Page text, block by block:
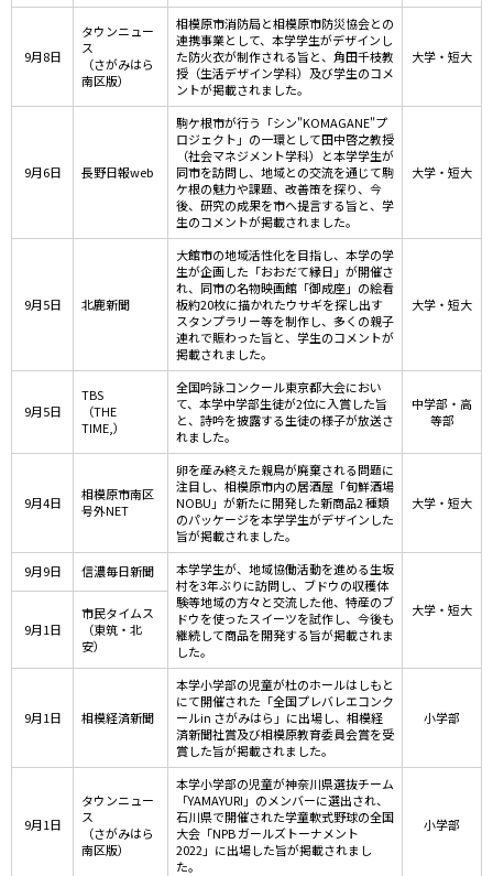
9月8日
タウンニュー
ス
（さがみはら
南区版）
相模原市消防局と相模原市防災協会との
連携事業として、本学学生がデザインし
た防火衣が制作される旨と、角田千枝教
授（生活デザイン学科）及び学生のコメ
ントが掲載されました。
大学・短大
9月6日 長野日報web
駒ケ根市が行う「シン"KOMAGANE"プ
ロジェクト」の一環として田中啓之教授
（社会マネジメント学科）と本学学生が
同市を訪問し、地域との交流を通じて駒
ケ根の魅力や課題、改善策を探り、今
後、研究の成果を市へ提言する旨と、学
生のコメントが掲載されました。
大学・短大
9月5日 北鹿新聞
大館市の地域活性化を目指し、本学の学
生が企画した「おおだて縁日」が開催さ
れ、同市の名物映画館「御成座」の絵看
板約20枚に描かれたウサギを探し出す
スタンプラリー等を制作し、多くの親子
連れで賑わった旨と、学生のコメントが
掲載されました。
大学・短大
9月5日
TBS
（THE
TIME,）
全国吟詠コンクール東京都大会におい
て、本学中学部生徒が2位に入賞した旨
と、詩吟を披露する生徒の様子が放送さ
れました。
中学部・高
等部
9月4日
相模原市南区
号外NET
卵を産み終えた親鳥が廃棄される問題に
注目し、相模原市内の居酒屋「旬鮮酒場
NOBU」が新たに開発した新商品2 種類
のパッケージを本学学生がデザインした
旨が掲載されました。
大学・短大
9月9日 信濃毎日新聞
本学学生が、地域協働活動を進める生坂
村を3年ぶりに訪問し、ブドウの収穫体
験等地域の方々と交流した他、特産のブ
ドウを使ったスイーツを試作し、今後も
継続して商品を開発する旨が掲載されま
した。
大学・短大
9月1日
市民タイムス
（東筑・北
安）
9月1日 相模経済新聞
本学小学部の児童が杜のホールはしもと
にて開催された「全国プレバレエコンク
ールin さがみはら」に出場し、相模経
済新聞社賞及び相模原教育委員会賞を受
賞した旨が掲載されました。
小学部
9月1日
タウンニュー
ス
（さがみはら
南区版）
本学小学部の児童が神奈川県選抜チーム
「YAMAYURI」のメンバーに選出され、
石川県で開催された学童軟式野球の全国
大会「NPB ガールズトーナメント
2022」に出場した旨が掲載されまし
た。
小学部